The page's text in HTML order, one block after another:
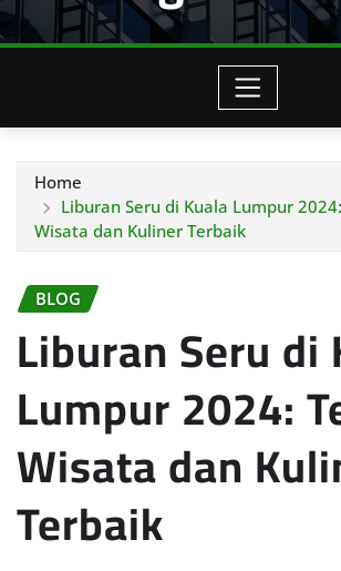
Home
Liburan Seru di Kuala Lumpur
Wisata dan Kuliner Terbaik
BLOG
Liburan Seru di
Lumpur 2024:
Wisata dan
Terbaik